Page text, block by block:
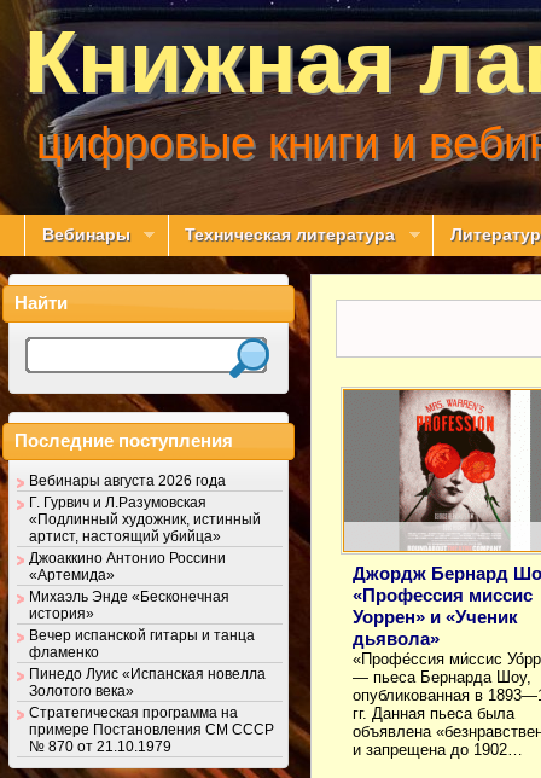
Книжная
цифровые книги и
Вебинары Техническая литература
Джордж Бернард
«Профессия миссис
Уоррен» и «Ученик
дьявола»
«Профе́ссия ми́ссис
— пьеса Бернарда Шоу,
опубликованная в
гг. Данная пьеса была
объявлена
и запрещена до 1902…
Найти
Последние поступления
Вебинары августа 2026 года
Г. Гурвич и Л.Разумовская
«Подлинный художник, истинный
артист, настоящий убийца»
Джоаккино Антонио Россини
«Артемида»
Михаэль Энде «Бесконечная
история»
Вечер испанской гитары и танца
фламенко
Пинедо Луис «Испанская новелла
Золотого века»
Стратегическая программа на
примере Постановления СМ СССР
№ 870 от 21.10.1979